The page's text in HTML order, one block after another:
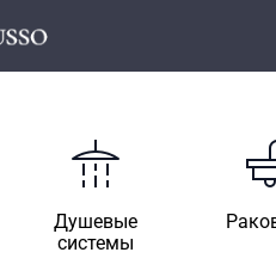
Душевые
системы